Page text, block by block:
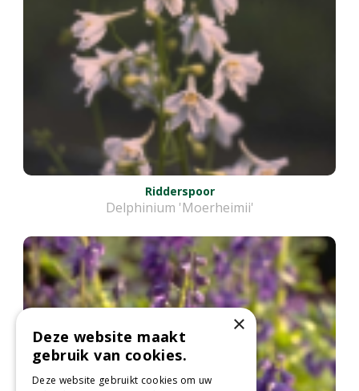
Ridderspoor
Delphinium 'Moerheimii'
×
Deze website maakt
gebruik van cookies.
Deze website gebruikt cookies om uw